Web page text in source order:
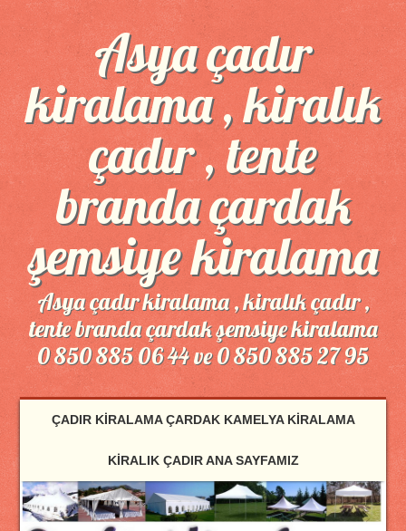
Asya çadır
kiralama , kiralık
çadır , tente
branda çardak
şemsiye kiralama
Asya çadır kiralama , kiralık çadır ,
tente branda çardak şemsiye kiralama
0 850 885 06 44 ve 0 850 885 27 95
ÇADIR KIRALAMA ÇARDAK KAMELYA KIRALAMA
KIRALIK ÇADIR ANA SAYFAMIZ